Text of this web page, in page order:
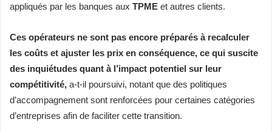
appliqués par les banques aux TPME et autres clients.
Ces opérateurs ne sont pas encore préparés à recalculer
les coûts et ajuster les prix en conséquence, ce qui suscite
des inquiétudes quant à l’impact potentiel sur leur
compétitivité, a-t-il poursuivi, notant que des politiques
d’accompagnement sont renforcées pour certaines catégories
d’entreprises afin de faciliter cette transition.